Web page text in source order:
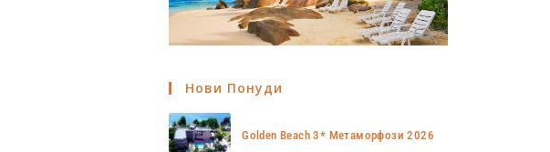
Нови Понуди
Golden Beach 3* Метаморфози 2026